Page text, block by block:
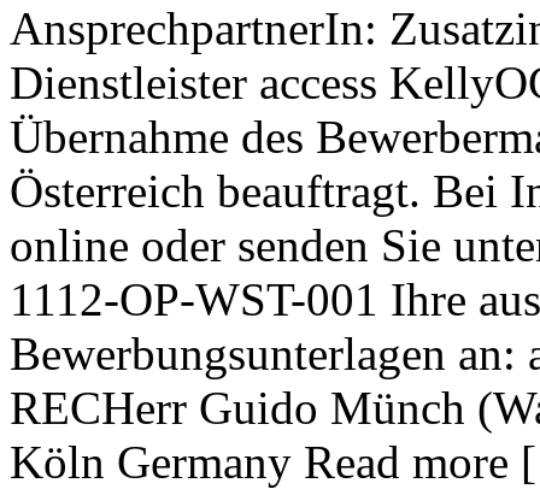
AnsprechpartnerIn:
Dienstleister access
Übernahme des
Österreich beauftragt. Bei
online oder senden Sie
1112-OP-WST-001 Ihre
Bewerbungsunterlagen
RECHerr Guido Münch
Köln Germany Read